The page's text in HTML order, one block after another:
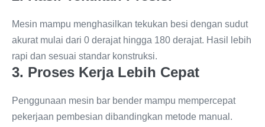
Mesin mampu menghasilkan tekukan besi dengan sudut
akurat mulai dari 0 derajat hingga 180 derajat. Hasil lebih
rapi dan sesuai standar konstruksi.
3. Proses Kerja Lebih Cepat
Penggunaan mesin bar bender mampu mempercepat
pekerjaan pembesian dibandingkan metode manual.